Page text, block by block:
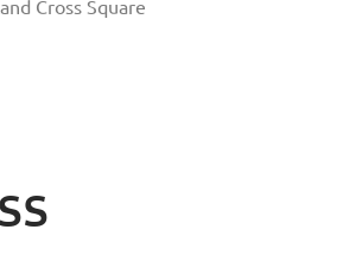
Cross Square